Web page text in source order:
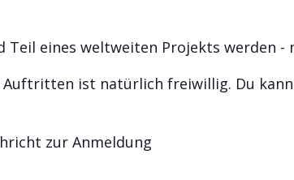
Teil eines weltweiten Projekts werden -
Auftritten ist natürlich freiwillig. Du
zur Anmeldung